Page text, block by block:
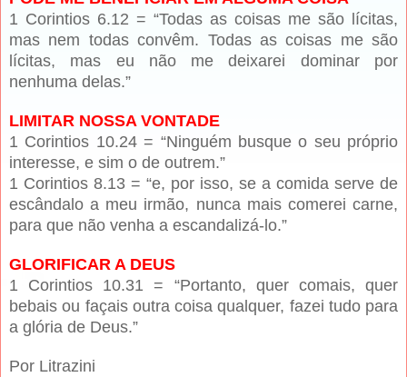
1 Corintios 6.12 = “Todas as coisas me são lícitas,
mas nem todas convêm. Todas as coisas me são
lícitas, mas eu não me deixarei dominar por
nenhuma delas.”
LIMITAR NOSSA VONTADE
1 Corintios 10.24 = “Ninguém busque o seu próprio
interesse, e sim o de outrem.”
1 Corintios 8.13 = “e, por isso, se a comida serve de
escândalo a meu irmão, nunca mais comerei carne,
para que não venha a escandalizá-lo.”
GLORIFICAR A DEUS
1 Corintios 10.31 = “Portanto, quer comais, quer
bebais ou façais outra coisa qualquer, fazei tudo para
a glória de Deus.”
Por Litrazini